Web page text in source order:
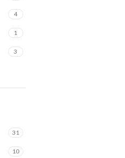
4
1
3
31
10